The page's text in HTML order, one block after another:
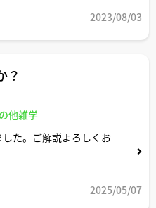
説明内容の分かりやす2023/08/03
？
他雑学
た。ご解説よろしくお
2025/05/07